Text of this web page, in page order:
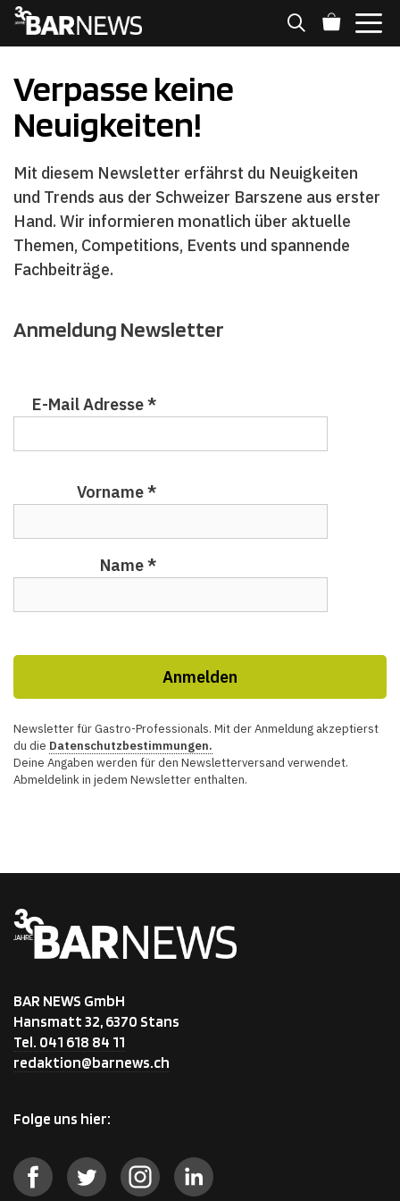
Zum
Inhalt
Verpasse keine
Neuigkeiten!
Mit diesem Newsletter erfährst du Neuigkeiten
und Trends aus der Schweizer Barszene aus erster
Hand. Wir informieren monatlich über aktuelle
Themen, Competitions, Events und spannende
Fachbeiträge.
Anmeldung Newsletter
E-Mail Adresse*
Vorname*
Name*
Newsletter für Gastro-Professionals. Mit der Anmeldung akzeptierst
du die Datenschutzbestimmungen.
Deine Angaben werden für den Newsletterversand verwendet.
Abmeldelink in jedem Newsletter enthalten.
BAR NEWS GmbH
Hansmatt 32, 6370 Stans
Tel. 041 618 84 11
redaktion@barnews.ch
Folge uns hier: